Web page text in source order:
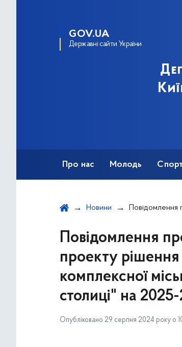
GOV.UA
Державні сайти України
Про нас Молодь
Новини Повідомлення про проведення громадського обговорення
Повідомлення
проекту рішення
комплексної
столиці" на
Опубліковано 29 серпня 2024 року о